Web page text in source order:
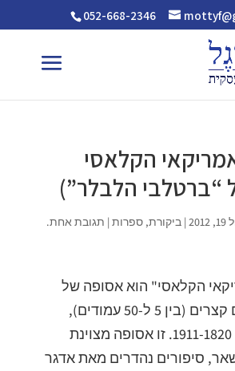
052-668-2346
הקלאסי
“ברטלבי הלבלר”)
| ביקורת, ספרות| תגובת אחת.
הקלאסי" הוא אסופה של
עשרים סיפורים קצרים (בין 5 ל-50 עמודים),
שנכתבו בשנים 1911-1820. זו אסופה מצוינת
סיפורים נהדרים מאת אדגר